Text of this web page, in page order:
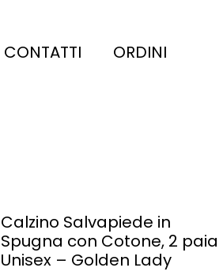
CONTATTI ORDINI
Calzino Salvapiede in
Spugna con Cotone, 2 paia
Unisex – Golden Lady